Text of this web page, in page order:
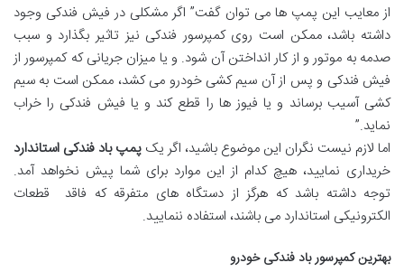
از معایب این پمپ ها می توان گفت” اگر مشکلی در فیش فندکی وجود
داشته باشد، ممکن است روی کمپرسور فندکی نیز تاثیر بگذارد و سبب
صدمه به موتور و از کار انداختن آن شود. و یا میزان جریانی که کمپرسور از
فیش فندکی و پس از آن سیم کشی خودرو می کشد، ممکن است به سیم
کشی آسیب برساند و یا فیوز ها را قطع کند و یا فیش فندکی را خراب
نماید.”
اما لازم نیست نگران این موضوع باشید، اگر یک پمپ باد فندکی استاندارد
خریداری نمایید، هیچ کدام از این موارد برای شما پیش نخواهد آمد.
توجه داشته باشد که هرگز از دستگاه های متفرقه که فاقد قطعات
الکترونیکی استاندارد می باشند، استفاده ننمایید.
بهترین کمپرسور باد فندکی خودرو